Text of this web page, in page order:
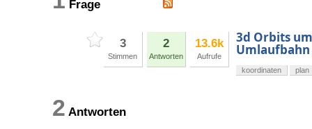
Frage
3
Stimmen
2
Antworten
13.6k
Aufrufe
3d Orbits
Umlaufbahn
koordinaten plan
2 Antworten